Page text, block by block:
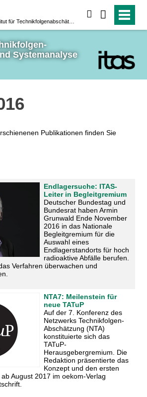
System­analyse
Publikationen finden Sie
Endlagersuche: ITAS-
Leiter in Begleitgremium
Deutscher Bundestag und
Bundesrat haben Armin
Grunwald Ende November
2016 in das Nationale
Begleitgremium für die
Auswahl eines
Endlagerstandorts für hoch
radioaktive Abfälle berufen.
Verfahren überwachen und
NTA7: Meilenstein für
neue TATuP
Auf der 7. Konferenz des
Netzwerks Technikfolgen-
Abschätzung (NTA)
konstituierte sich das
TATuP-
Herausgebergremium. Die
Redaktion präsentierte das
Konzept und den ersten
August 2017 im oekom-Verlag